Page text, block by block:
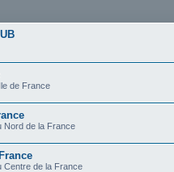
de France
Nord de la France
Centre de la France